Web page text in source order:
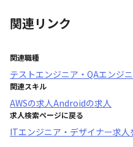
関連リンク
関連職種
テストエンジニア・QAエンジ
関連スキル
AWSの求人Androidの求人
求人検索ページに戻る
ITエンジニア・デザイナー求人